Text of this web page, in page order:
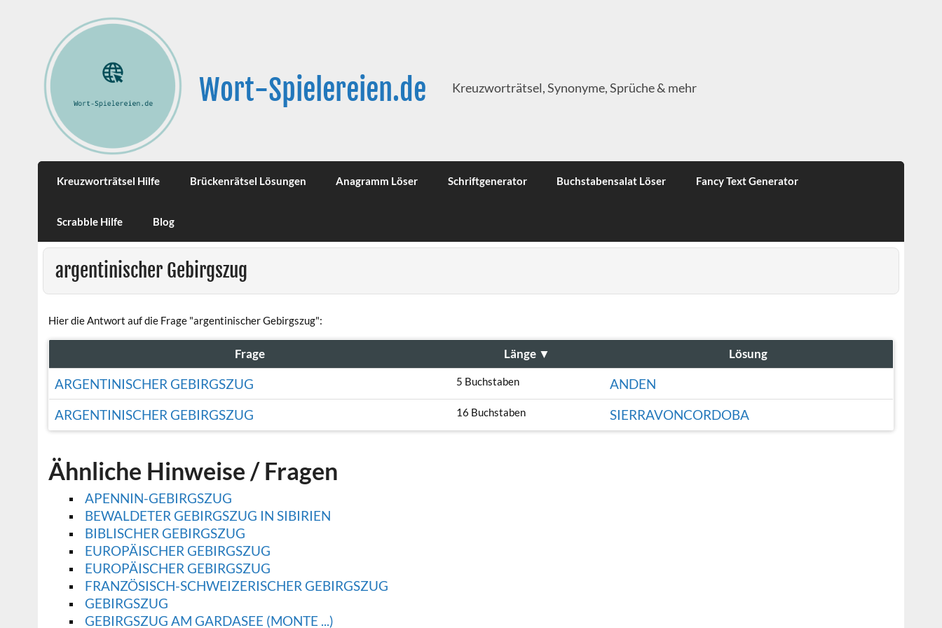
Wort-Spielereien.de Kreuzworträtsel, Synonyme, Sprüche & mehr
Kreuzworträtsel Hilfe Brückenrätsel Lösungen Anagramm Löser Schriftgenerator Buchstabensalat Löser Fancy Text Generator
Scrabble Hilfe Blog
argentinischer Gebirgszug
Hier die Antwort auf die Frage "argentinischer Gebirgszug":
Frage Länge ▼ Lösung
ARGENTINISCHER GEBIRGSZUG 5 Buchstaben
ANDEN
ARGENTINISCHER GEBIRGSZUG
16 Buchstaben SIERRAVONCORDOBA
Ähnliche Hinweise / Fragen
APENNIN-GEBIRGSZUG
BEWALDETER GEBIRGSZUG IN SIBIRIEN
BIBLISCHER GEBIRGSZUG
EUROPÄISCHER GEBIRGSZUG
EUROPÄISCHER GEBIRGSZUG
FRANZÖSISCH-SCHWEIZERISCHER GEBIRGSZUG
GEBIRGSZUG
GEBIRGSZUG AM GARDASEE (MONTE ...)